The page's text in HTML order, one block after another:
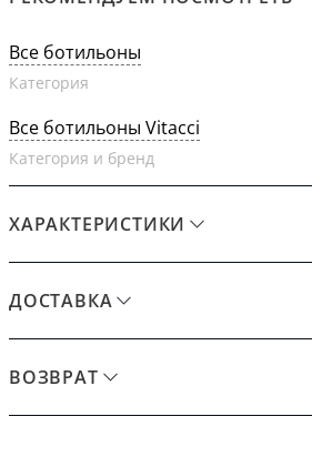
Все ботильоны
Категория
Все ботильоны Vitacci
Категория и бренд
ХАРАКТЕРИСТИКИ
ДОСТАВКА
ВОЗВРАТ